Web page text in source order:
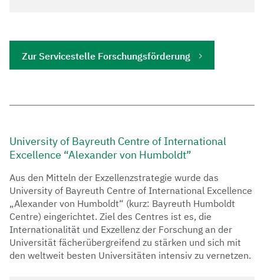
Zur Servicestelle Forschungsförderung
University of Bayreuth Centre of International
Excellence “Alexander von Humboldt”
Aus den Mitteln der Exzellenzstrategie wurde das
University of Bayreuth Centre of International Excellence
„Alexander von Humboldt“ (kurz: Bayreuth Humboldt
Centre) eingerichtet. Ziel des Centres ist es, die
Internationalität und Exzellenz der Forschung an der
Universität fächerübergreifend zu stärken und sich mit
den weltweit besten Universitäten intensiv zu vernetzen.